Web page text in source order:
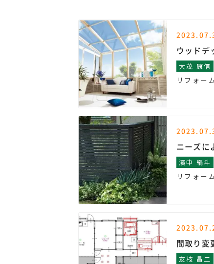
ウッドデ
大茂 康信
リフォー
ニーズに
濱中 絹斗
リフォー
間取り変
友枝 昌二